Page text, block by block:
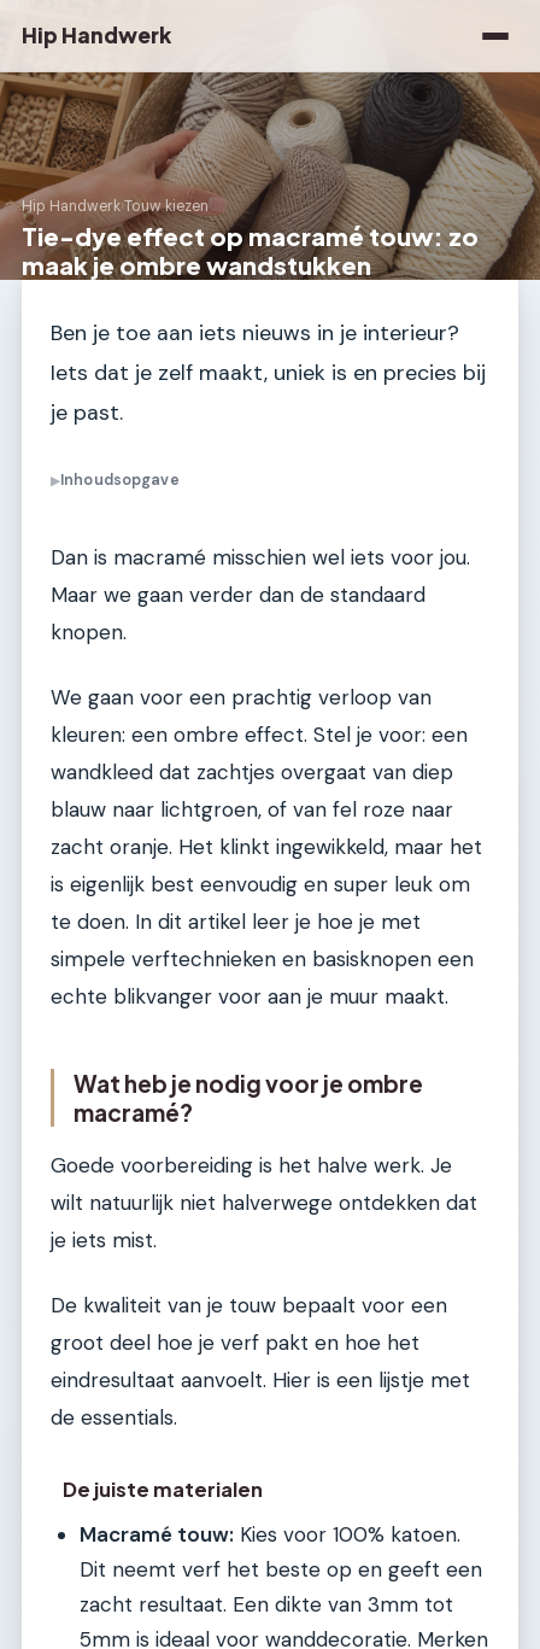
Hip Handwerk
Hip Handwerk›Touw kiezen
Tie-dye effect op macramé touw: zo
maak je ombre wandstukken
Ben je toe aan iets nieuws in je interieur?
Iets dat je zelf maakt, uniek is en precies bij
je past.
▶Inhoudsopgave
Dan is macramé misschien wel iets voor jou.
Maar we gaan verder dan de standaard
knopen.
We gaan voor een prachtig verloop van
kleuren: een ombre effect. Stel je voor: een
wandkleed dat zachtjes overgaat van diep
blauw naar lichtgroen, of van fel roze naar
zacht oranje. Het klinkt ingewikkeld, maar het
is eigenlijk best eenvoudig en super leuk om
te doen. In dit artikel leer je hoe je met
simpele verftechnieken en basisknopen een
echte blikvanger voor aan je muur maakt.
Wat heb je nodig voor je ombre
macramé?
Goede voorbereiding is het halve werk. Je
wilt natuurlijk niet halverwege ontdekken dat
je iets mist.
De kwaliteit van je touw bepaalt voor een
groot deel hoe je verf pakt en hoe het
eindresultaat aanvoelt. Hier is een lijstje met
de essentials.
De juiste materialen
Macramé touw: Kies voor 100% katoen.
Dit neemt verf het beste op en geeft een
zacht resultaat. Een dikte van 3mm tot
5mm is ideaal voor wanddecoratie. Merken